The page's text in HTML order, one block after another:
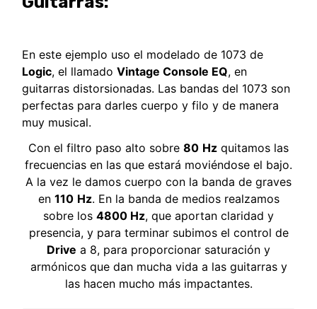
En este ejemplo uso el modelado de 1073 de
Logic, el llamadoVintage Console EQ, en
guitarras distorsionadas. Las bandas del 1073 son
perfectas para darles cuerpo y filo y de manera
muy musical.
Con el filtro paso alto sobre 80 Hz quitamos las
frecuencias en las que estará moviéndose el bajo.
A la vez le damos cuerpo con la banda de graves
en 110 Hz. En la banda de medios realzamos
sobre los 4800 Hz, que aportan claridad y
presencia, y para terminar subimos el control de
Drive a 8, para proporcionar saturación y
armónicos que dan mucha vida a las guitarras y
las hacen mucho más impactantes.